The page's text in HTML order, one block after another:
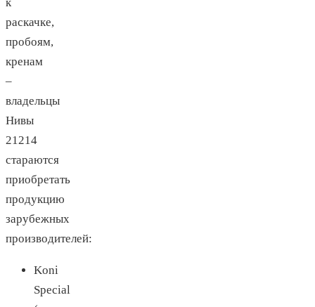
раскачке,
пробоям,
кренам
–
владельцы
Нивы
21214
стараются
приобретать
продукцию
зарубежных
производителей:
Koni
Special